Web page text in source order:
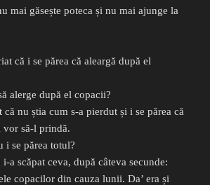
mai găsește poteca și nu mai ajunge la
că i se părea că aleargă după el
alerge după el copacii?
că nu știa cum s-a pierdut și i se părea că
vor să-l prindă.
i se părea totul?
i-a scăpat ceva, după câteva secunde:
copacilor din cauza lunii. Da’ era și